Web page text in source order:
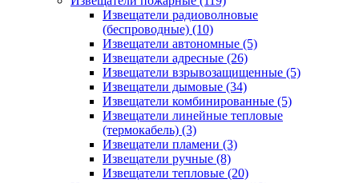
Извещатели радиоволновые
(беспроводные) (10)
Извещатели автономные (5)
Извещатели адресные (26)
Извещатели взрывозащищенные (5)
Извещатели дымовые (34)
Извещатели комбинированные (5)
Извещатели линейные тепловые
(термокабель) (3)
Извещатели пламени (3)
Извещатели ручные (8)
Извещатели тепловые (20)